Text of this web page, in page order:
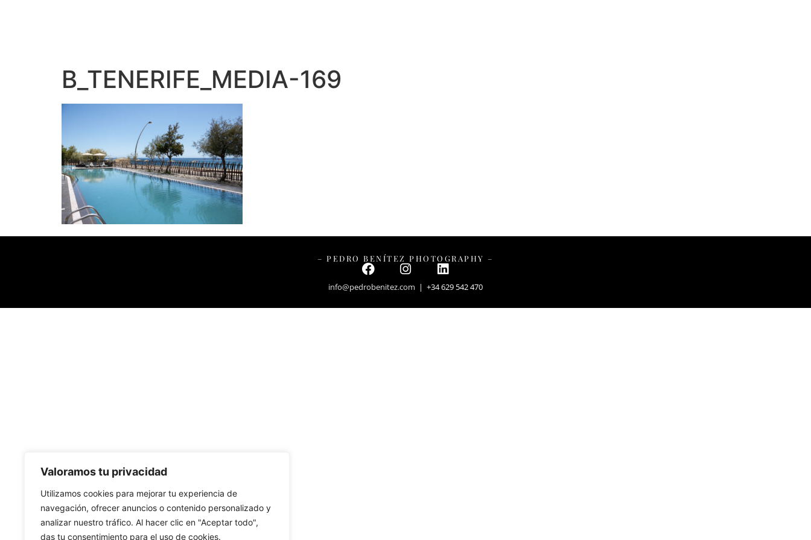
Valoramos tu privacidad
Utilizamos cookies para mejorar tu experiencia de
navegación, ofrecer anuncios o contenido personalizado y
analizar nuestro tráfico. Al hacer clic en "Aceptar todo",
das tu consentimiento para el uso de cookies.
B_TENERIFE_MEDIA-169
– PEDRO BENÍTEZ PHOTOGRAPHY –
info@pedrobenitez.com | +34 629 542 470